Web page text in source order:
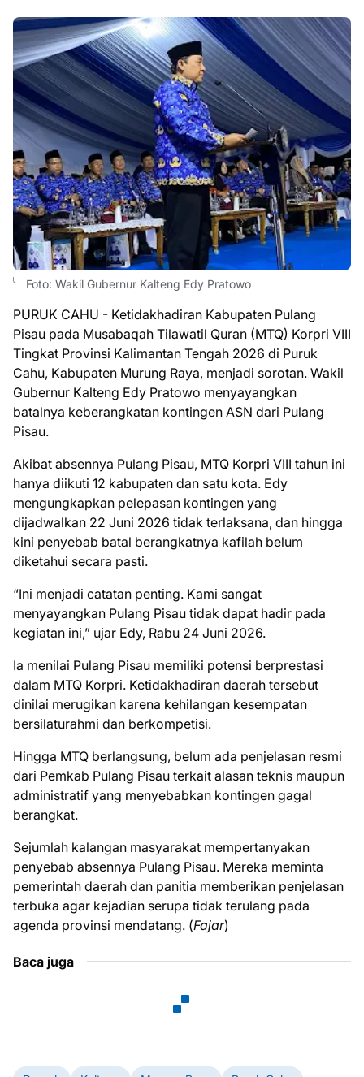
Foto: Wakil Gubernur Kalteng Edy Pratowo
PURUK CAHU - Ketidakhadiran Kabupaten Pulang
Pisau pada Musabaqah Tilawatil Quran (MTQ) Korpri VIII
Tingkat Provinsi Kalimantan Tengah 2026 di Puruk
Cahu, Kabupaten Murung Raya, menjadi sorotan. Wakil
Gubernur Kalteng Edy Pratowo menyayangkan
batalnya keberangkatan kontingen ASN dari Pulang
Pisau.
Akibat absennya Pulang Pisau, MTQ Korpri VIII tahun ini
hanya diikuti 12 kabupaten dan satu kota. Edy
mengungkapkan pelepasan kontingen yang
dijadwalkan 22 Juni 2026 tidak terlaksana, dan hingga
kini penyebab batal berangkatnya kafilah belum
diketahui secara pasti.
“Ini menjadi catatan penting. Kami sangat
menyayangkan Pulang Pisau tidak dapat hadir pada
kegiatan ini,” ujar Edy, Rabu 24 Juni 2026.
Ia menilai Pulang Pisau memiliki potensi berprestasi
dalam MTQ Korpri. Ketidakhadiran daerah tersebut
dinilai merugikan karena kehilangan kesempatan
bersilaturahmi dan berkompetisi.
Hingga MTQ berlangsung, belum ada penjelasan resmi
dari Pemkab Pulang Pisau terkait alasan teknis maupun
administratif yang menyebabkan kontingen gagal
berangkat.
Sejumlah kalangan masyarakat mempertanyakan
penyebab absennya Pulang Pisau. Mereka meminta
pemerintah daerah dan panitia memberikan penjelasan
terbuka agar kejadian serupa tidak terulang pada
agenda provinsi mendatang. (Fajar)
Baca juga